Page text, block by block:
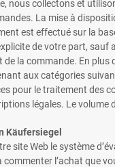
nous collectons et
La mise à
est effectué sur la
de votre part, sauf
de la commande. En
aux catégories
pour le traitement des
légales. Le volume
Käufersiegel
site Web le système
commenter l’achat que